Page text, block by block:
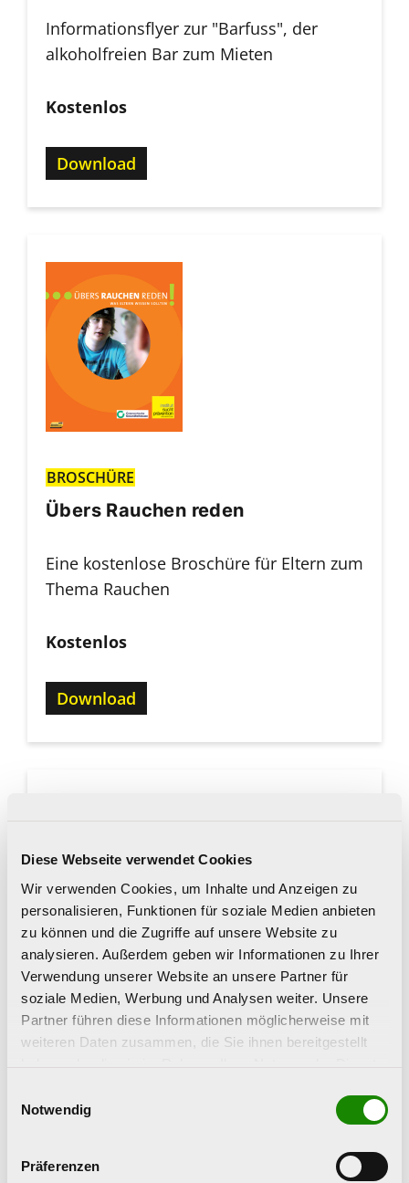
Diese Webseite verwendet Cookies
Wir verwenden Cookies, um Inhalte und Anzeigen zu
personalisieren, Funktionen für soziale Medien anbieten
zu können und die Zugriffe auf unsere Website zu
analysieren. Außerdem geben wir Informationen zu Ihrer
Verwendung unserer Website an unsere Partner für
soziale Medien, Werbung und Analysen weiter. Unsere
Partner führen diese Informationen möglicherweise mit
weiteren Daten zusammen, die Sie ihnen bereitgestellt
Notwendig
Präferenzen
Informationsflyer zur "Barfuss", der
alkoholfreien Bar zum Mieten
Kostenlos
Download
BROSCHÜRE
Übers Rauchen reden
Eine kostenlose Broschüre für Eltern zum
Thema Rauchen
Kostenlos
Download
BROSCHÜRE
Die Broschüre „Über Cannabis reden“
konkrete Situationen auf, in denen sich